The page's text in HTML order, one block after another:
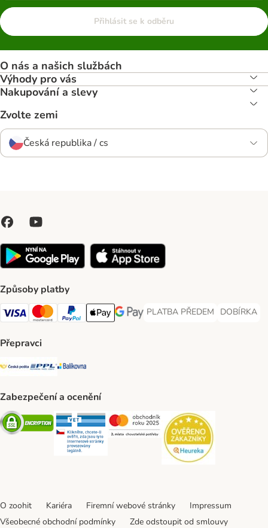
Přihlásit se k odběru
O nás a našich službách
Výhody pro vás
Nakupování a slevy
Zvolte zemi
Česká republika / cs
Způsoby platby
Visa Payment Method
Mastercard Payment Method
PayPal Payment Method
Apple pay Payment Method
GooglePay Payment Method
PLATBA PŘEDEM
PLATBA PŘEDEM Payment
DOBÍRKA
DOBÍRKA
Přepravci
Česká pošta Shipping Method
PPL Shipping Method
Balíkovna Shipping Method
Zabezpečení a ocenění
Security Security Security
O zoohit Kariéra Firemní webové stránky
Impressum
Všeobecné obchodní podmínky
Zde odstoupit od smlouvy